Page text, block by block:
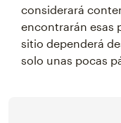
considerará
encontrarán esas
sitio dependerá
solo unas pocas